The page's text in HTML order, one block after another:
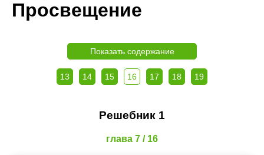
Просвещение
Показать содержание
13 14 15 16 17 18 19
Решебник 1
глава 7 / 16